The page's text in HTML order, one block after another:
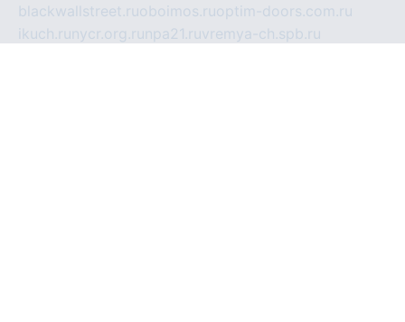
blackwallstreet.ruoboimos.ruoptim-doors.com.ru
ikuch.ru nycr.org.ru npa21.ruvremya-ch.spb.ru